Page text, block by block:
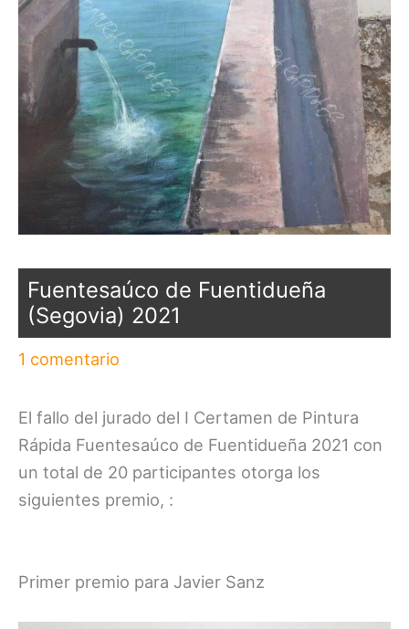
Fuentesaúco de Fuentidueña
(Segovia) 2021
1 comentario
El fallo del jurado del I Certamen de Pintura
Rápida Fuentesaúco de Fuentidueña 2021 con
un total de 20 participantes otorga los
siguientes premio, :
Primer premio para Javier Sanz